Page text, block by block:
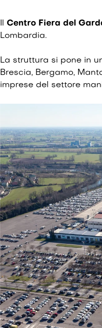
Il Centro Fiera del
Lombardia.
La struttura si pone in
Brescia, Bergamo,
imprese del settore